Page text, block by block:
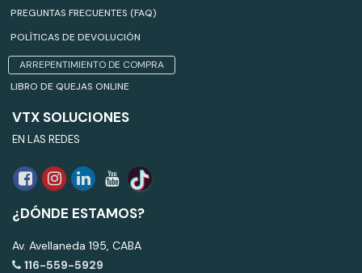
PREGUNTAS FRECUENTES (FAQ)
POLÍTICAS DE DEVOLUCIÓN
ARREPENTIMIENTO DE COMPRA
LIBRO DE QUEJAS ONLINE
VTX SOLUCIONES
EN LAS REDES
¿DÓNDE ESTAMOS?
Av. Avellaneda 195, CABA
116-559-5929